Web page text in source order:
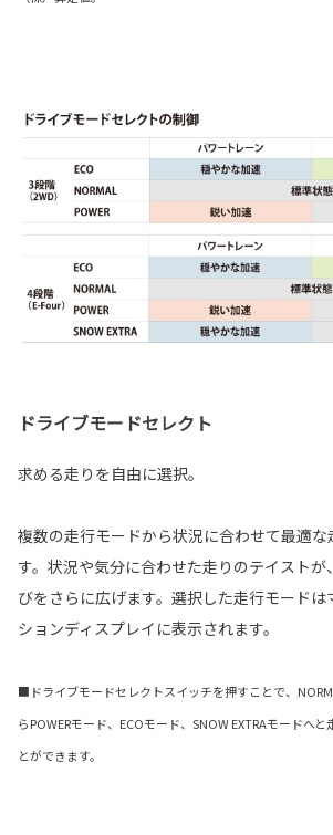
ドライブモードセレクト
求める走りを自由に選択。
複数の走行モードから状況に合わせて最適な
す。状況や気分に合わせた走りのテイスト
びをさらに広げます。選択した走行モード
ションディスプレイに表示されます。
■ドライブモードセレクトスイッチを押すことで、
らPOWERモード、ECOモード、SNOW EXTRAモードへ
とができます。